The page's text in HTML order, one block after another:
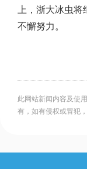
上，浙大冰虫将
不懈努力。
此网站新闻内容及使
有，如有侵权或冒犯